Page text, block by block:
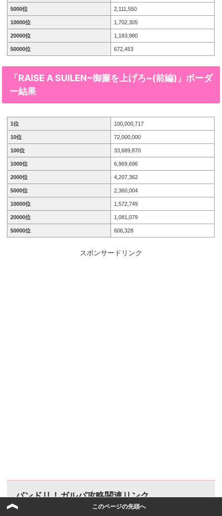
5000位 2,111,550
10000位 1,702,305
20000位 1,183,980
50000位 672,453
「RAISE A SUILEN~御簾を上げろ~(前編)」ボーダ
ー結果
1位 100,000,717
10位 72,000,000
100位 33,689,870
1000位 6,969,696
2000位 4,207,362
5000位 2,360,004
10000位 1,572,749
20000位 1,081,079
50000位 606,328
スポンサードリンク
バンドリ！ガルパ攻略関連リンク
このページの先頭へ